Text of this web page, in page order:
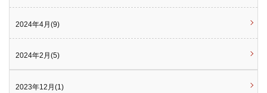
2024年4月(9)
2024年2月(5)
2023年12月(1)